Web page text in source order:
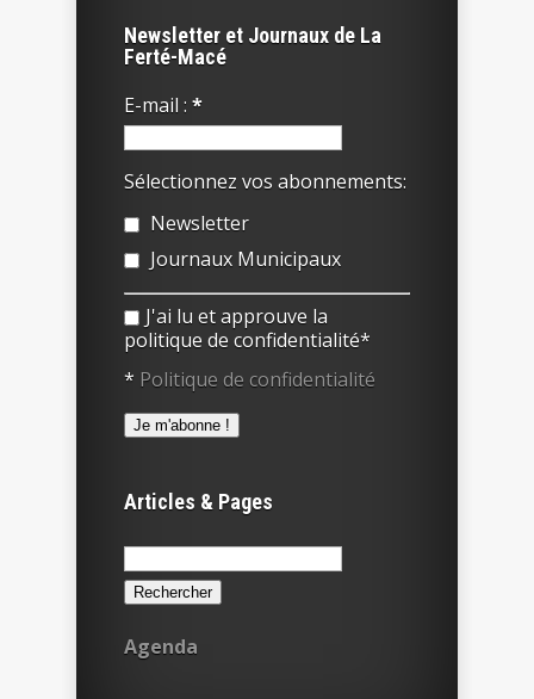
Newsletter et Journaux de La
Ferté-Macé
E-mail : *
Sélectionnez vos abonnements:
Newsletter
Journaux Municipaux
J'ai lu et approuve la
politique de confidentialité*
* Politique de confidentialité
Articles & Pages
Rechercher :
Agenda